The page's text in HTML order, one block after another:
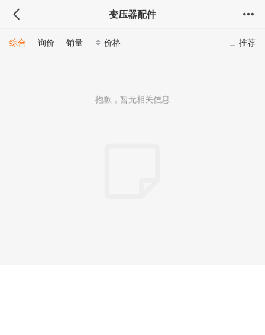
变压器配件
推荐
综合 询价 销量 价格
抱歉，暂无相关信息